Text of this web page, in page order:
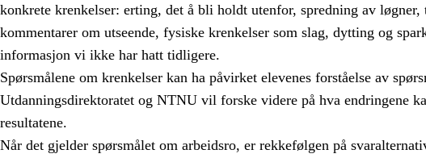
konkrete krenkelser: erting, det å bli holdt utenfor, spredning av løgner,
kommentarer om utseende, fysiske krenkelser som slag, dytting og
informasjon vi ikke har hatt tidligere.
Spørsmålene om krenkelser kan ha påvirket elevenes forståelse av
Utdanningsdirektoratet og NTNU vil forske videre på hva endringene
resultatene.
Når det gjelder spørsmålet om arbeidsro, er rekkefølgen på